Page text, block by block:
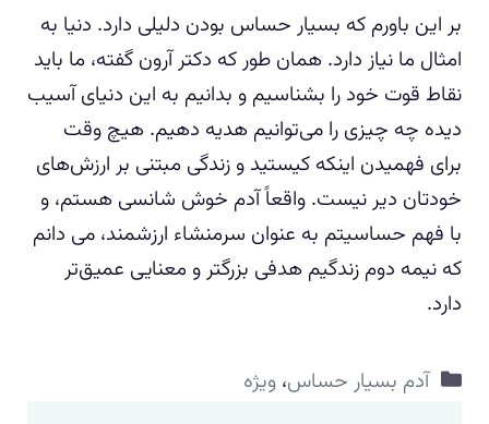
بر این باورم که بسیار حساس بودن دلیلی دارد. دنیا به
امثال ما نیاز دارد. همان طور که دکتر آرون گفته، ما باید
نقاط قوت خود را بشناسیم و بدانیم به این دنیای آسیب
دیده چه چیزی را می‌توانیم هدیه دهیم. هیچ وقت
برای فهمیدن اینکه کیستید و زندگی مبتنی بر ارزش‌های
خودتان دیر نیست. واقعاً آدم خوش شانسی هستم، و
با فهم حساسیتم به عنوان سرمنشاء ارزشمند، می دانم
که نیمه دوم زندگیم هدفی بزرگتر و معنایی عمیق‌تر
دارد.
دسته‌ها
آدم بسیار حساس،ویژه